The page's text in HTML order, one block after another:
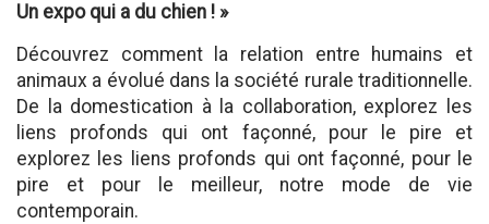
Un expo qui a du chien ! »
Découvrez comment la relation entre humains et
animaux a évolué dans la société rurale traditionnelle.
De la domestication à la collaboration, explorez les
liens profonds qui ont façonné, pour le pire et
explorez les liens profonds qui ont façonné, pour le
pire et pour le meilleur, notre mode de vie
contemporain.